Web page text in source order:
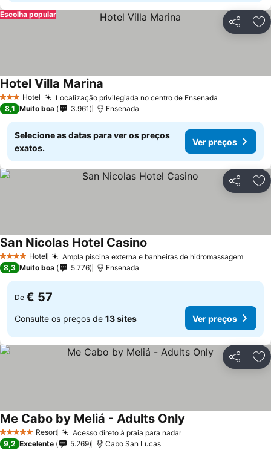
Partilhar
Escolha popular
3 EstrelasHotel Localização privilegiada no centro de Ensenada
Hotel Villa Marina
8,1 Muito boa 3.961 Ensenada
Selecione as datas para ver os preços
exatos.
Ver preços
Partilhar
4 EstrelasHotel Ampla piscina externa e banheiras de hidromassagem
San Nicolas Hotel Casino
8,3 Muito boa 5.776 Ensenada
De € 57
Consulte os preços de 13 sites Ver preços
Partilhar
5 Estrelas Resort Acesso direto à praia para nadar
Me Cabo by Meliá - Adults Only
9,2 Excelente 5.269 Cabo San Lucas